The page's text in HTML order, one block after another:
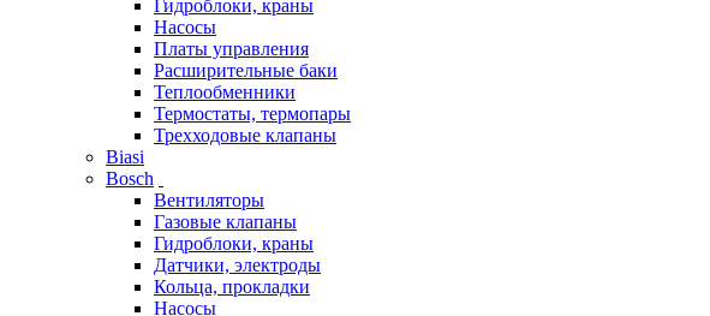
Гидроблоки, краны
Насосы
Платы управления
Расширительные баки
Теплообменники
Термостаты, термопары
Трехходовые клапаны
Biasi
Bosch
Вентиляторы
Газовые клапаны
Гидроблоки, краны
Датчики, электроды
Кольца, прокладки
Насосы